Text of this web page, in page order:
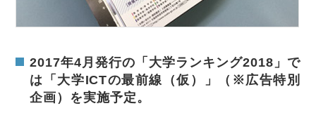
2017年4月発行の「大学ランキング2018」で
は「大学ICTの最前線（仮）」（※広告特別
企画）を実施予定。